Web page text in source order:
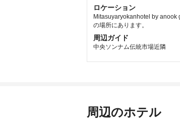
ロケーション
Mitasuyaryokanhotel by anook
の場所にあります。
周辺ガイド
中央ソンナム伝統市場近隣
周辺のホテル